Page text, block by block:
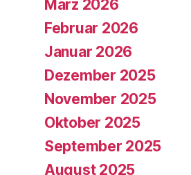
März 2026
Februar 2026
Januar 2026
Dezember 2025
November 2025
Oktober 2025
September 2025
August 2025